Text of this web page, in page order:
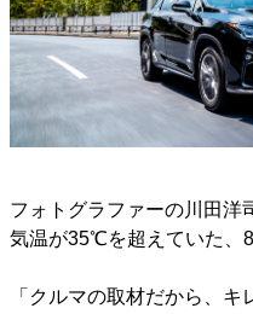
フォトグラファーの川田洋
気温が35℃を超えていた、8
「クルマの取材だから、